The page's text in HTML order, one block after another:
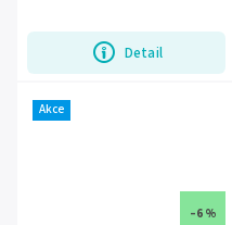
Detail
Akce
–6 %